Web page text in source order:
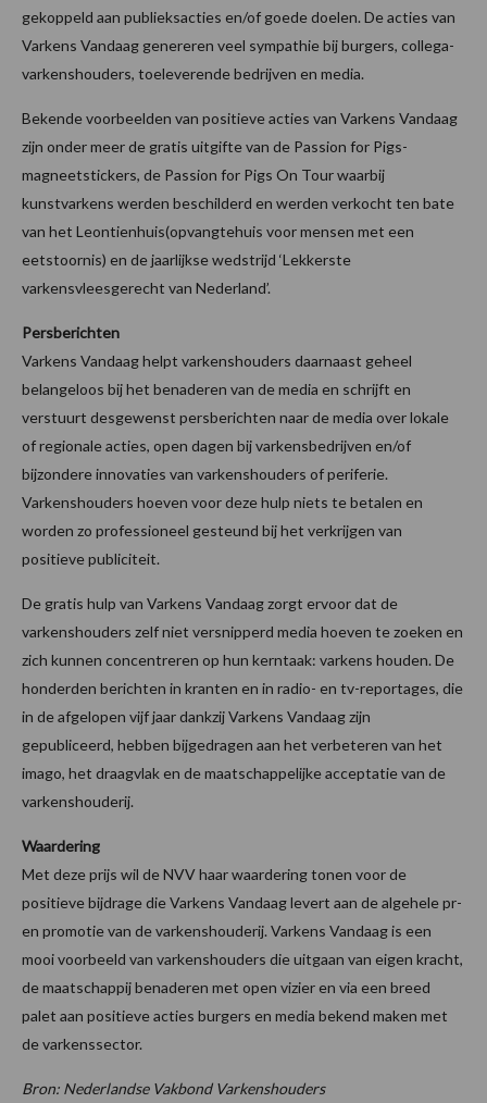
gekoppeld aan publieksacties en/of goede doelen. De acties van
Varkens Vandaag genereren veel sympathie bij burgers, collega-
varkenshouders, toeleverende bedrijven en media.
Bekende voorbeelden van positieve acties van Varkens Vandaag
zijn onder meer de gratis uitgifte van de Passion for Pigs-
magneetstickers, de Passion for Pigs On Tour waarbij
kunstvarkens werden beschilderd en werden verkocht ten bate
van het Leontienhuis(opvangtehuis voor mensen met een
eetstoornis) en de jaarlijkse wedstrijd ‘Lekkerste
varkensvleesgerecht van Nederland’.
Persberichten
Varkens Vandaag helpt varkenshouders daarnaast geheel
belangeloos bij het benaderen van de media en schrijft en
verstuurt desgewenst persberichten naar de media over lokale
of regionale acties, open dagen bij varkensbedrijven en/of
bijzondere innovaties van varkenshouders of periferie.
Varkenshouders hoeven voor deze hulp niets te betalen en
worden zo professioneel gesteund bij het verkrijgen van
positieve publiciteit.
De gratis hulp van Varkens Vandaag zorgt ervoor dat de
varkenshouders zelf niet versnipperd media hoeven te zoeken en
zich kunnen concentreren op hun kerntaak: varkens houden. De
honderden berichten in kranten en in radio- en tv-reportages, die
in de afgelopen vijf jaar dankzij Varkens Vandaag zijn
gepubliceerd, hebben bijgedragen aan het verbeteren van het
imago, het draagvlak en de maatschappelijke acceptatie van de
varkenshouderij.
Waardering
Met deze prijs wil de NVV haar waardering tonen voor de
positieve bijdrage die Varkens Vandaag levert aan de algehele pr-
en promotie van de varkenshouderij. Varkens Vandaag is een
mooi voorbeeld van varkenshouders die uitgaan van eigen kracht,
de maatschappij benaderen met open vizier en via een breed
palet aan positieve acties burgers en media bekend maken met
de varkenssector.
Bron: Nederlandse Vakbond Varkenshouders